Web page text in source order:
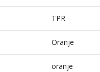
TPR
Oranje
oranje